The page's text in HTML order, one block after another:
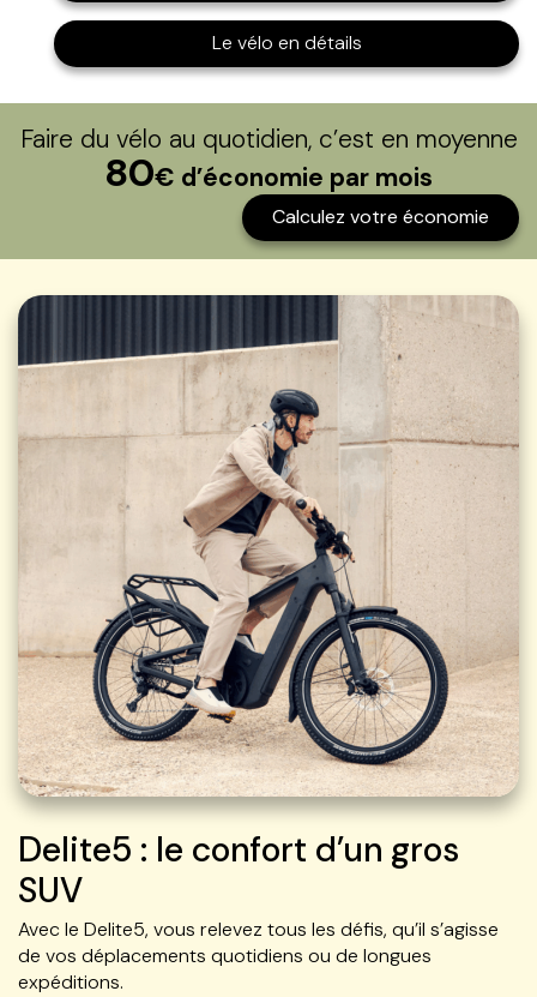
Le vélo en détails
Faire du vélo au quotidien, c’est en moyenne
80€ d’économie par mois
Calculez votre économie
Delite5 : le confort d’un gros
SUV
Avec le Delite5, vous relevez tous les défis, qu’il s’agisse
de vos déplacements quotidiens ou de longues
expéditions.